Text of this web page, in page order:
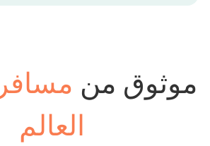
موثوق من
العالم